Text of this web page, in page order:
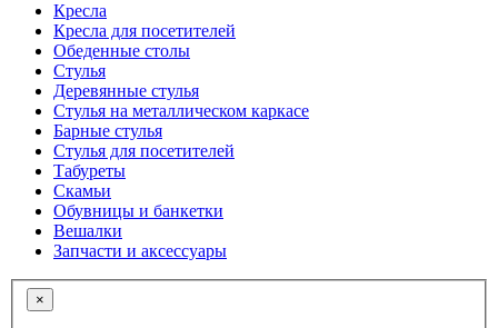
Кресла
Кресла для посетителей
Обеденные столы
Стулья
Деревянные стулья
Стулья на металлическом каркасе
Барные стулья
Стулья для посетителей
Табуреты
Скамьи
Обувницы и банкетки
Вешалки
Запчасти и аксессуары
×